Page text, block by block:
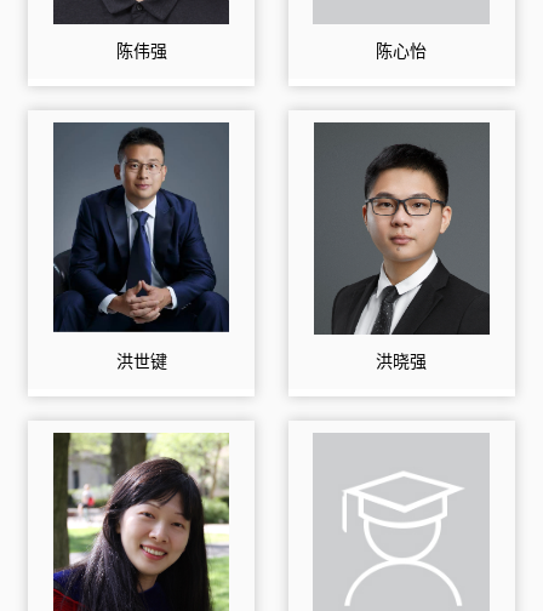
陈伟强 陈心怡
洪世键 洪晓强